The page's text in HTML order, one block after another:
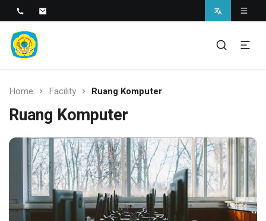
SMAN 1 Bantaran
SMAN 1 BANTARAN
Home Facility Ruang Komputer
Ruang Komputer